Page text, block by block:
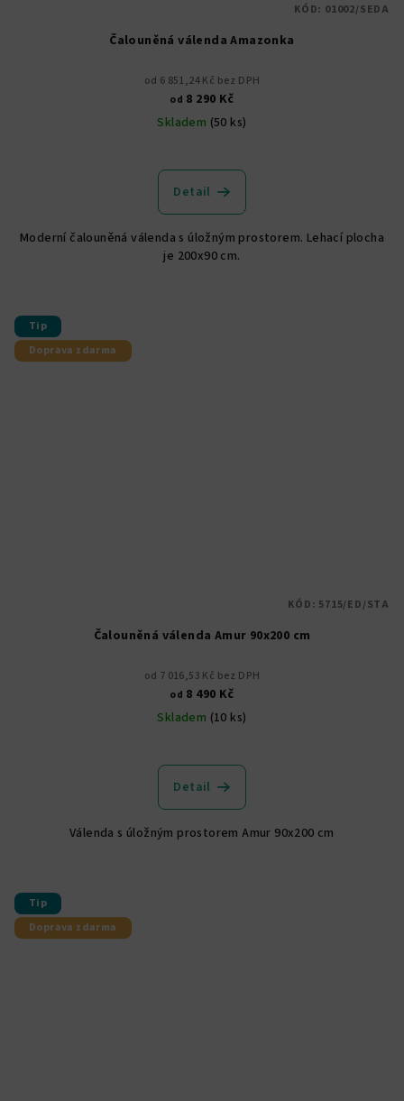
Čalouněná válenda Amazonka
od 6 851,24 Kč bez DPH
od 8 290 Kč
Skladem (50 ks)
hodnocení
produktu
z
5
Detail
Moderní čalouněná válenda s úložným prostorem. Lehací plocha
je 200x90 cm.
KÓD: 01002/SEDA
Tip
Doprava zdarma
Čalouněná válenda Amur 90x200 cm
od 7 016,53 Kč bez DPH
od 8 490 Kč
Skladem (10 ks)
hodnocení
produktu
z
Detail
Válenda s úložným prostorem Amur 90x200 cm
KÓD: 5715/ED/STA
Tip
Doprava zdarma